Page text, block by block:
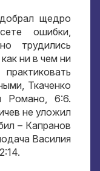
щедро
ошибки,
трудились
ни в чем ни
Ткаченко
Романо, 6:6.
не уложил
– Капранов
Василия